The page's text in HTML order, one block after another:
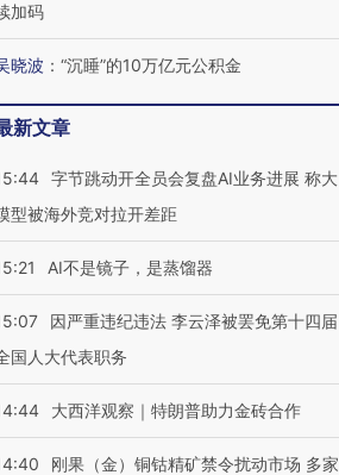
进第四届链博
加码
晓波 ： “沉睡”的10万亿元公积金
新文章
字节跳动开全员会复盘AI业务进展 称大
型被海外竞对拉开差距
AI不是镜子，是蒸馏器
因严重违纪违法 李云泽被罢免第十四届
国人大代表职务
大西洋观察｜特朗普助力金砖合作
刚果（金）铜钴精矿禁令扰动市场 多家